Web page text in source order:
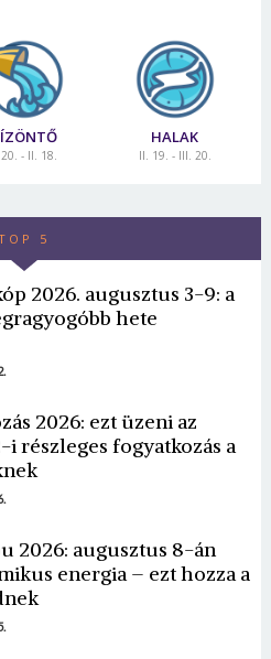
- II. 18.
HALAK
II. 19. - III. 20.
5
2026. augusztus 3-9: a
hete
2026: ezt üzeni az
i részleges fogyatkozás a
2026: augusztus 8-án
energia – ezt hozza a